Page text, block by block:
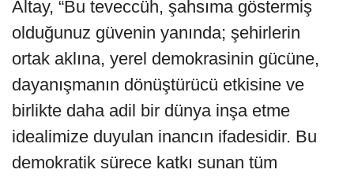
Altay, “Bu teveccüh, şahsıma göstermiş
olduğunuz güvenin yanında; şehirlerin
ortak aklına, yerel demokrasinin gücüne,
dayanışmanın dönüştürücü etkisine ve
birlikte daha adil bir dünya inşa etme
idealimize duyulan inancın ifadesidir. Bu
demokratik sürece katkı sunan tüm